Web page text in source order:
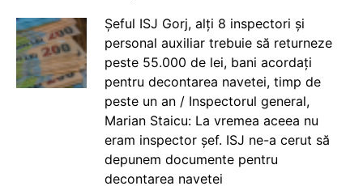
Șeful ISJ Gorj, alți 8 inspectori și
personal auxiliar trebuie să returneze
peste 55.000 de lei, bani acordați
pentru decontarea navetei, timp de
peste un an / Inspectorul general,
Marian Staicu: La vremea aceea nu
eram inspector șef. ISJ ne-a cerut să
depunem documente pentru
decontarea navetei